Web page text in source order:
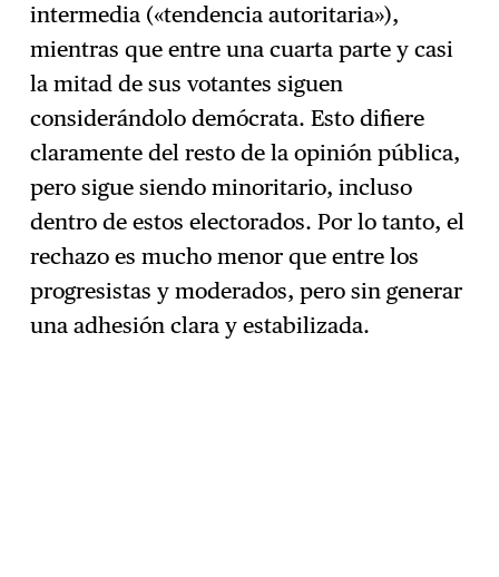
intermedia («tendencia autoritaria»),
mientras que entre una cuarta parte y casi
la mitad de sus votantes siguen
considerándolo demócrata. Esto difiere
claramente del resto de la opinión pública,
pero sigue siendo minoritario, incluso
dentro de estos electorados. Por lo tanto, el
rechazo es mucho menor que entre los
progresistas y moderados, pero sin generar
una adhesión clara y estabilizada.